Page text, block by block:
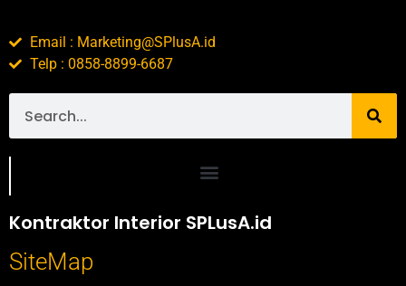
Email : Marketing@SPlusA.id
Telp : 0858-8899-6687
Kontraktor Interior SPLusA.id
SiteMap